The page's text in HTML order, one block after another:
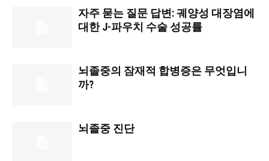
자주 묻는 질문 답변: 궤양성 대장염에
대한 J-파우치 수술 성공률
뇌졸중의 잠재적 합병증은 무엇입니
까?
뇌졸중 진단